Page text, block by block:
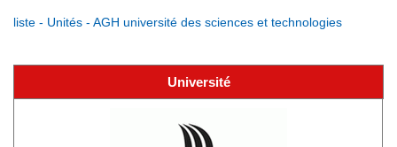
liste - Unités - AGH université des sciences et technologies
Université